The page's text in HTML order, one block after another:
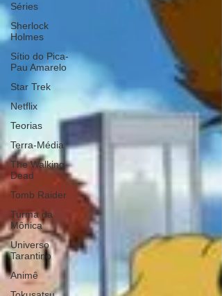
Séries
Sherlock
Holmes
Sítio do Pica-
Pau Amarelo
Star Trek
Netflix
Teorias
Terra-Média
The Walking
Dead
Tomb Raider
Turma da
Mônica
Universo
Tarantino
Animê